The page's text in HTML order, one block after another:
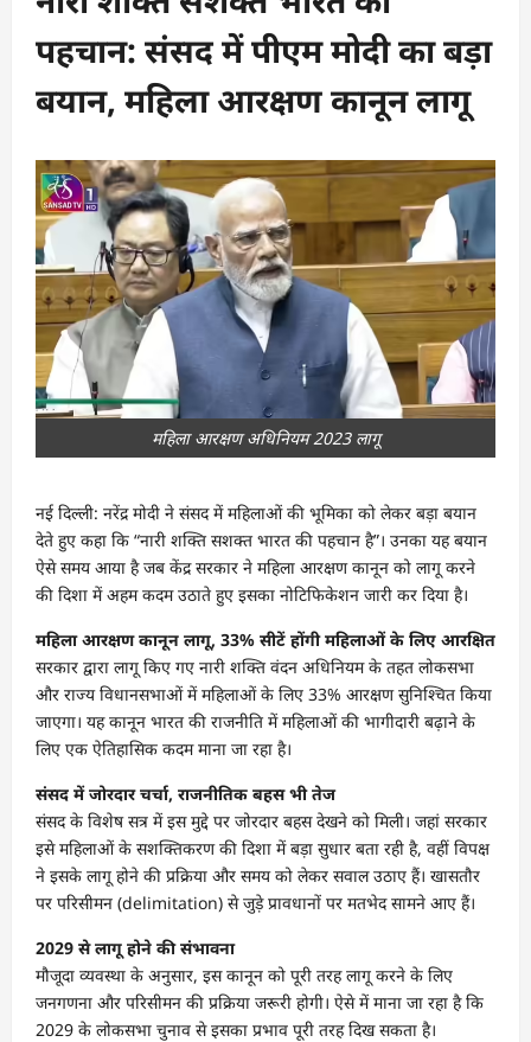
पहचान: संसद में पीएम मोदी का बड़ा
बयान, महिला आरक्षण कानून लागू
महिला आरक्षण अधिनियम 2023 लागू
नई दिल्ली: नरेंद्र मोदी ने संसद में महिलाओं की भूमिका को लेकर बड़ा बयान
देते हुए कहा कि “नारी शक्ति सशक्त भारत की पहचान है”। उनका यह बयान
ऐसे समय आया है जब केंद्र सरकार ने महिला आरक्षण कानून को लागू करने
की दिशा में अहम कदम उठाते हुए इसका नोटिफिकेशन जारी कर दिया है।
महिला आरक्षण कानून लागू, 33% सीटें होंगी महिलाओं के लिए आरक्षित
सरकार द्वारा लागू किए गए नारी शक्ति वंदन अधिनियम के तहत लोकसभा
और राज्य विधानसभाओं में महिलाओं के लिए 33% आरक्षण सुनिश्चित किया
जाएगा। यह कानून भारत की राजनीति में महिलाओं की भागीदारी बढ़ाने के
लिए एक ऐतिहासिक कदम माना जा रहा है।
संसद में जोरदार चर्चा, राजनीतिक बहस भी तेज
संसद के विशेष सत्र में इस मुद्दे पर जोरदार बहस देखने को मिली। जहां सरकार
इसे महिलाओं के सशक्तिकरण की दिशा में बड़ा सुधार बता रही है, वहीं विपक्ष
ने इसके लागू होने की प्रक्रिया और समय को लेकर सवाल उठाए हैं। खासतौर
पर परिसीमन (delimitation) से जुड़े प्रावधानों पर मतभेद सामने आए हैं।
2029 से लागू होने की संभावना
मौजूदा व्यवस्था के अनुसार, इस कानून को पूरी तरह लागू करने के लिए
जनगणना और परिसीमन की प्रक्रिया जरूरी होगी। ऐसे में माना जा रहा है कि
2029 के लोकसभा चुनाव से इसका प्रभाव पूरी तरह दिख सकता है।